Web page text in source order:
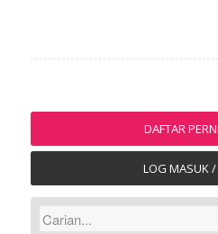
DAFTAR
LOG MASUK /